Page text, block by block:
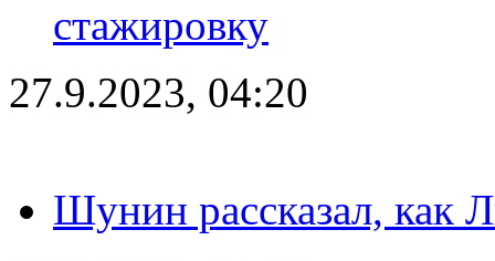
стажировку
27.9.2023, 04:20
Шунин рассказал, как